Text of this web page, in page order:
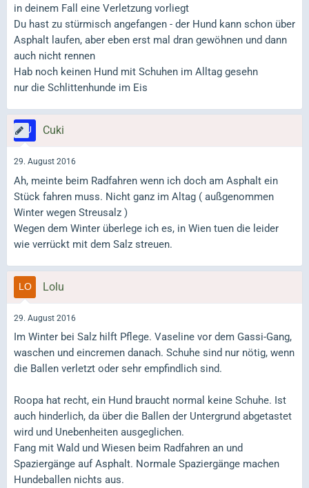
in deinem Fall eine Verletzung vorliegt
Du hast zu stürmisch angefangen - der Hund kann schon über
Asphalt laufen, aber eben erst mal dran gewöhnen und dann
auch nicht rennen
Hab noch keinen Hund mit Schuhen im Alltag gesehn
nur die Schlittenhunde im Eis
Cuki
29. August 2016
Ah, meinte beim Radfahren wenn ich doch am Asphalt ein
Stück fahren muss. Nicht ganz im Altag ( außgenommen
Winter wegen Streusalz )
Wegen dem Winter überlege ich es, in Wien tuen die leider
wie verrückt mit dem Salz streuen.
Lolu
29. August 2016
Im Winter bei Salz hilft Pflege. Vaseline vor dem Gassi-Gang,
waschen und eincremen danach. Schuhe sind nur nötig, wenn
die Ballen verletzt oder sehr empfindlich sind.
Roopa hat recht, ein Hund braucht normal keine Schuhe. Ist
auch hinderlich, da über die Ballen der Untergrund abgetastet
wird und Unebenheiten ausgeglichen.
Fang mit Wald und Wiesen beim Radfahren an und
Spaziergänge auf Asphalt. Normale Spaziergänge machen
Hundeballen nichts aus.